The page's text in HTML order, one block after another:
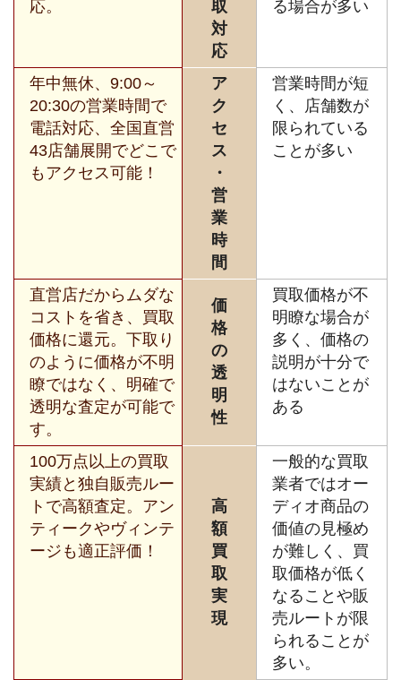
応。
取
対
応
る場合が多い
年中無休、9:00～
20:30の営業時間で
電話対応、全国直営
43店舗展開でどこで
もアクセス可能！
ア
ク
セ
ス
・
営
業
時
間
営業時間が短
く、店舗数が
限られている
ことが多い
直営店だからムダな
コストを省き、買取
価格に還元。下取り
のように価格が不明
瞭ではなく、明確で
透明な査定が可能で
す。
価
格
の
透
明
性
買取価格が不
明瞭な場合が
多く、価格の
説明が十分で
はないことが
ある
100万点以上の買取
実績と独自販売ルー
トで高額査定。アン
ティークやヴィンテ
ージも適正評価！
高
額
買
取
実
現
一般的な買取
業者ではオー
ディオ商品の
価値の見極め
が難しく、買
取価格が低く
なることや販
売ルートが限
られることが
多い。